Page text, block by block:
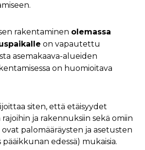
rakentaminen olemassa
on vapautettu
asemakaava-alueiden
on huomioitava
siten, että etäisyydet
ja rakennuksiin sekä omiin
palomääräysten ja asetusten
pääikkunan edessä) mukaisia.